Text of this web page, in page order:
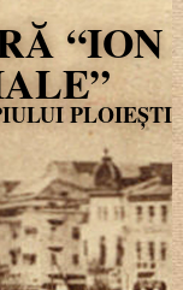
“ION